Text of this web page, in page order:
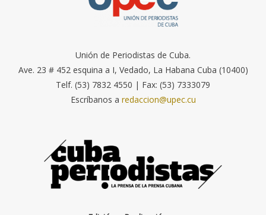
Unión de Periodistas de Cuba.
Ave. 23 # 452 esquina a I, Vedado, La Habana Cuba (10400)
Telf. (53) 7832 4550 | Fax: (53) 7333079
Escríbanos a redaccion@upec.cu